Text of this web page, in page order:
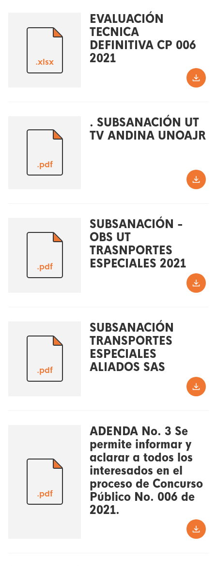
.xlsx
EVALUACIÓN
TECNICA
DEFINITIVA CP 006
2021
.pdf
. SUBSANACIÓN UT
TV ANDINA UNOAJR
.pdf
SUBSANACIÓN -
OBS UT
TRASNPORTES
ESPECIALES 2021
.pdf
SUBSANACIÓN
TRANSPORTES
ESPECIALES
ALIADOS SAS
.pdf
ADENDA No. 3 Se
permite informar y
aclarar a todos los
interesados en el
proceso de Concurso
Público No. 006 de
2021.